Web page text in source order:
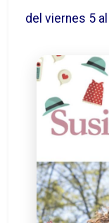
del viernes 5